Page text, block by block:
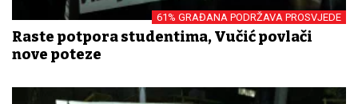
61% GRAĐANA PODRŽAVA PROSVJEDE
Raste potpora studentima, Vučić povlači
nove poteze